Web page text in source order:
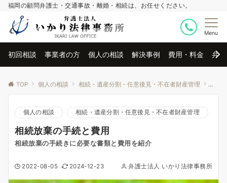
福岡の顧問弁護士・交通事故・離婚・相続は、お任せください。
Menu
初回相談 事業者の方 個人の相談 解決事例 費用・料金 弁
TOP 個人の相談 相続・遺産分割・任意後見・不在者財産管理 相続
個人の相談 相続・遺産分割・任意後見・不在者財産管理
相続放棄の手続と費用
相続放棄の手続きに必要な書類と費用を紹介
2022-08-05 2024-12-23 弁護士法人 いかり法律事務所